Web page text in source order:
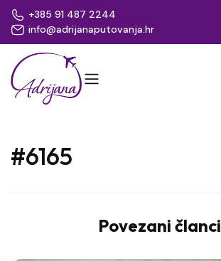
+385 91 487 2244
info@adrijanaputovanja.hr
#6165
Povezani članci